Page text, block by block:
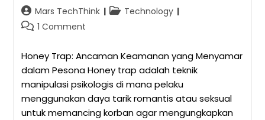
Post
author:
Mars TechThink
PostTechnology
Post1 Comment
Honey Trap: Ancaman Keamanan yang Menyamar
dalam Pesona Honey trap adalah teknik
manipulasi psikologis di mana pelaku
menggunakan daya tarik romantis atau seksual
untuk memancing korban agar mengungkapkan